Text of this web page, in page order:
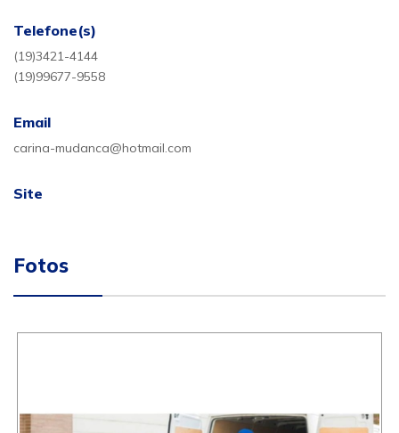
Telefone(s)
(19)3421-4144
(19)99677-9558
Email
carina-mudanca@hotmail.com
Site
Fotos